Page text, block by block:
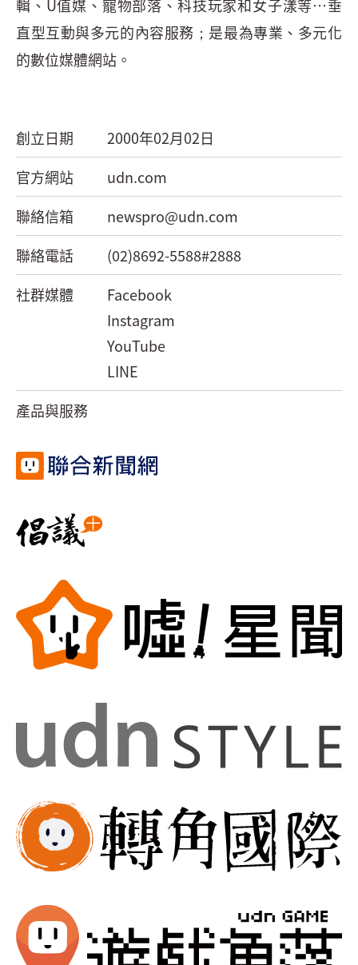
輯、U值媒、寵物部落、科技玩家和女子漾等…垂
直型互動與多元的內容服務；是最為專業、多元化
的數位媒體網站。
創立日期
2000年02月02日
官方網站
udn.com
聯絡信箱
newspro@udn.com
聯絡電話
(02)8692-5588#2888
社群媒體
Facebook
Instagram
YouTube
LINE
產品與服務